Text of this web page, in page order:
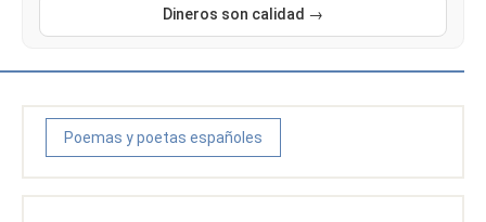
Dineros son calidad →
Poemas y poetas españoles